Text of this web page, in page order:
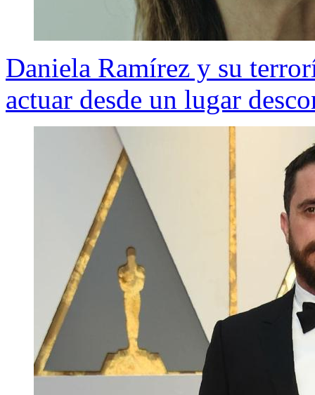
Daniela Ramírez y su
actuar desde un lugar